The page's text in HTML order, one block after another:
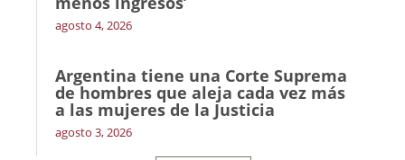
agosto 4, 2026
Argentina tiene una Corte Suprema
de hombres que aleja cada vez más
a las mujeres de la Justicia
agosto 3, 2026